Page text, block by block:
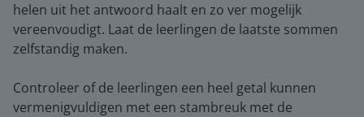
helen uit het antwoord haalt en zo ver mogelijk
vereenvoudigt. Laat de leerlingen de laatste sommen
zelfstandig maken.
Controleer of de leerlingen een heel getal kunnen
vermenigvuldigen met een stambreuk met de